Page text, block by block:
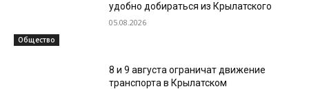
Общество
удобно добираться из Крылатского
05.08.2026
8 и 9 августа ограничат движение
транспорта в Крылатском